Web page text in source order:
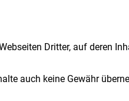
Dritter, auf deren
auch keine Gewähr